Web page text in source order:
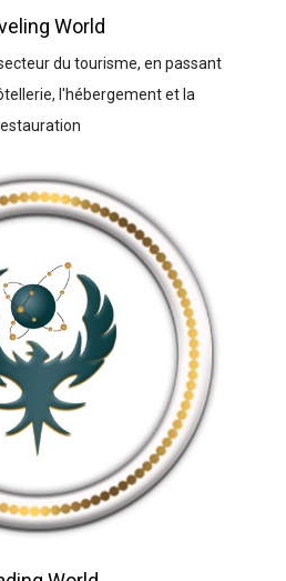
World
du tourisme, en passant
l'hébergement et la